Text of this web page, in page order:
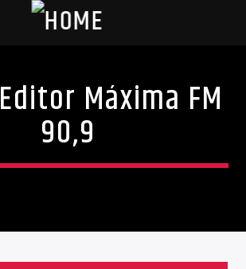
Editor Máxima FM
90,9